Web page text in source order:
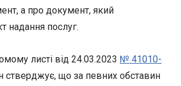
а про документ, який
надання послуг.
листі від 24.03.2023 № 41010-
стверджує, що за певних обставин